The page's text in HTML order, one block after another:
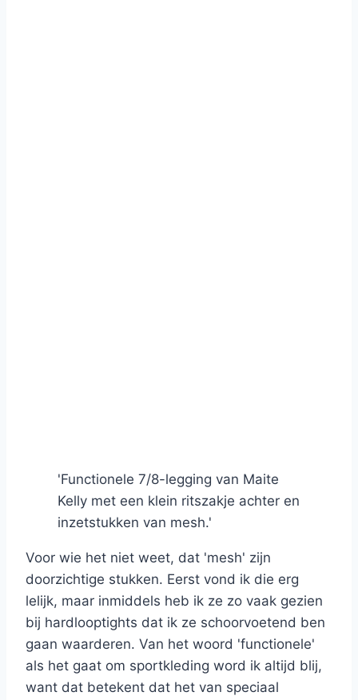
'Functionele 7/8-legging van Maite
Kelly met een klein ritszakje achter en
inzetstukken van mesh.'
Voor wie het niet weet, dat 'mesh' zijn
doorzichtige stukken. Eerst vond ik die erg
lelijk, maar inmiddels heb ik ze zo vaak gezien
bij hardlooptights dat ik ze schoorvoetend ben
gaan waarderen. Van het woord 'functionele'
als het gaat om sportkleding word ik altijd blij,
want dat betekent dat het van speciaal